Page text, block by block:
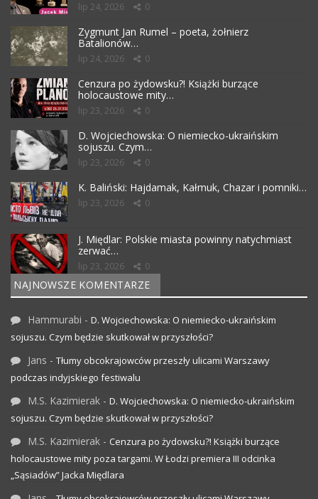
lip 24, 2026 0
Zygmunt Jan Rumel – poeta, żołnierz
Batalionów…
lip 24, 2026 0
Cenzura po żydowsku?! Książki burzące
holocaustowe mity…
lip 23, 2026 0
D. Wojciechowska: O niemiecko-ukraińskim
sojuszu. Czym…
lip 23, 2026 0
K. Baliński: Hajdamak, Kałmuk, Chazar i pomniki…
lip 23, 2026 0
J. Międlar: Polskie miasta powinny natychmiast
zerwać…
lip 23, 2026 0
NAJNOWSZE KOMENTARZE
Hammurabi - D. Wojciechowska: O niemiecko-ukraińskim
sojuszu. Czym będzie skutkował w przyszłości?
Jans - Tłumy obcokrajowców przeszły ulicami Warszawy
podczas indyjskiego festiwalu
M.S. Kazimierak - D. Wojciechowska: O niemiecko-ukraińskim
sojuszu. Czym będzie skutkował w przyszłości?
M.S. Kazimierak - Cenzura po żydowsku?! Książki burzące
holocaustowe mity poza targami. W Łodzi premiera III odcinka
„Sąsiadów” Jacka Międlara